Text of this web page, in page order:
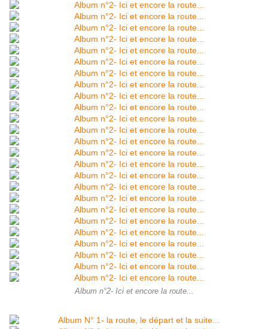
Album n°2- Ici et encore la route...